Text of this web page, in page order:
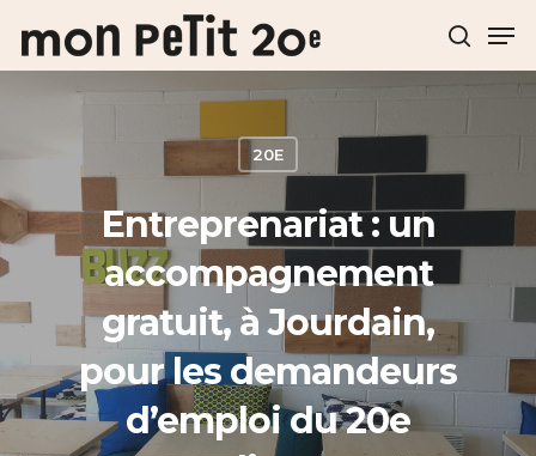
Hit enter to search or ESC to close
20E
Entreprenariat : un
accompagnement
gratuit, à Jourdain,
pour les demandeurs
d’emploi du 20e